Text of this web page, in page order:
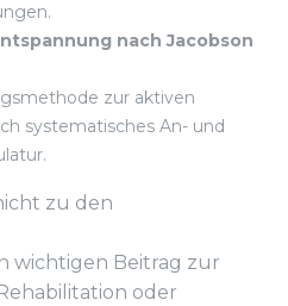
nach Jacobson
zur aktiven
systematisches An- und
zu den
wichtigen Beitrag zur
oder